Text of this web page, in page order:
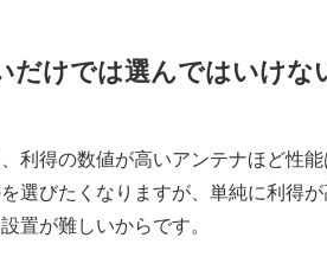
だけでは選んではいけな
利得の数値が高いアンテナほど性
選びたくなりますが、単純に利得
置が難しいからです。